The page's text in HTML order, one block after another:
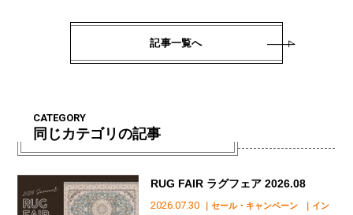
記事一覧へ
CATEGORY
同じカテゴリの記事
2026.07.30 ｜セール・キャンペーン
｜イン
RUG FAIR ラグフェア 2026.08